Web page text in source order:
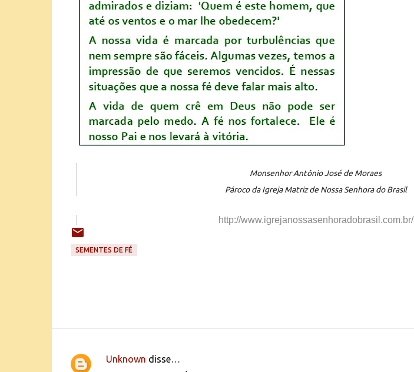
Monsenhor Antônio José de Moraes
Pároco da Igreja Matriz de Nossa Senhora do Brasil
http://www.igrejanossasenhoradobrasil.com.br/
SEMENTES DE FÉ
C
Unknown disse…